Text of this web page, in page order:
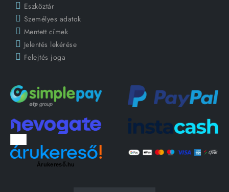
Eszköztár
Személyes adatok
Mentett címek
Jelentés lekérése
Felejtés joga
Árukereső.hu